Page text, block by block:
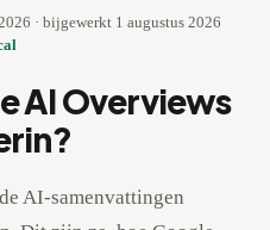
·bijgewerkt 1 augustus 2026
AI Overviews
AI-samenvattingen